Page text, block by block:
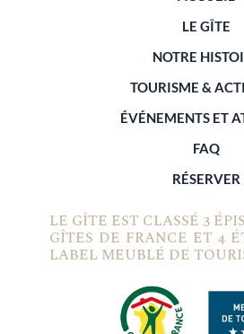
LE GÎTE
NOTRE
TOURISME &
ÉVÉNEMENTS ET
FAQ
RÉSERVER
LE GÎTE EST CLASSÉ 3
GÎTES DE FRANCE ET 4
LABEL MEUBLÉ DE